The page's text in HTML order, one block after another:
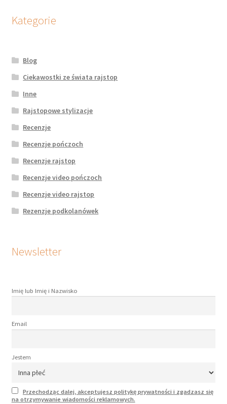
Kategorie
Blog
Ciekawostki ze świata rajstop
Inne
Rajstopowe stylizacje
Recenzje
Recenzje pończoch
Recenzje rajstop
Recenzje video pończoch
Recenzje video rajstop
Rezenzje podkolanówek
Newsletter
Imię lub Imię i Nazwisko
Email
Jestem
Przechodząc dalej, akceptujesz politykę prywatności i zgadzasz się
na otrzymywanie wiadomości reklamowych.